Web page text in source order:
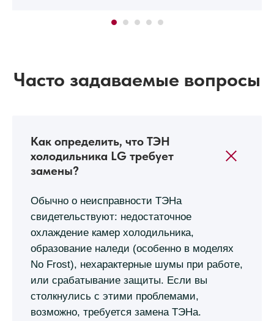
Часто задаваемые вопросы
Как определить, что ТЭН
холодильника LG требует
замены?
Обычно о неисправности ТЭНа
свидетельствуют: недостаточное
охлаждение камер холодильника,
образование наледи (особенно в моделях
No Frost), нехарактерные шумы при работе,
или срабатывание защиты. Если вы
столкнулись с этими проблемами,
возможно, требуется замена ТЭНа.